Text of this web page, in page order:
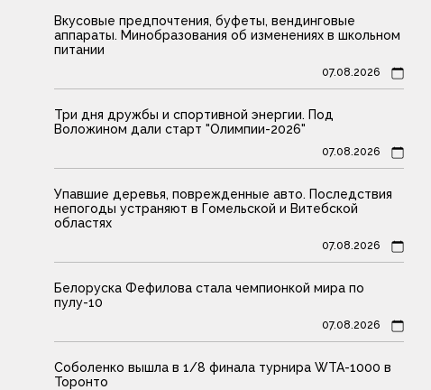
Вкусовые предпочтения, буфеты, вендинговые
аппараты. Минобразования об изменениях в школьном
питании
07.08.2026
Три дня дружбы и спортивной энергии. Под
Воложином дали старт "Олимпии-2026"
07.08.2026
Упавшие деревья, поврежденные авто. Последствия
непогоды устраняют в Гомельской и Витебской
областях
07.08.2026
Белоруска Фефилова стала чемпионкой мира по
пулу-10
07.08.2026
Соболенко вышла в 1/8 финала турнира WTA-1000 в
Торонто